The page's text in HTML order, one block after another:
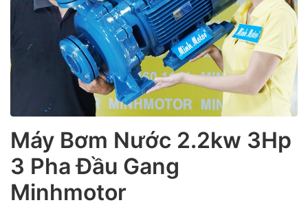
Máy Bơm Nước 2.2kw 3Hp
3 Pha Đầu Gang
Minhmotor